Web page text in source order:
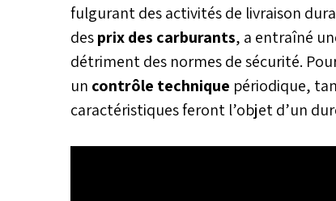
fulgurant des activités de livraison
desprix des carburants, a entraîné
détriment des normes de sécurité.
un contrôle technique périodique,
caractéristiques feront l’objet d’un